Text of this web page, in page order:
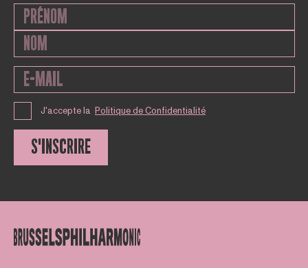
J'accepte la Politique de Confidentialité
S'INSCRIRE